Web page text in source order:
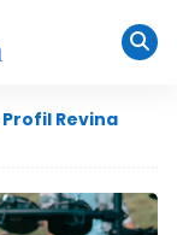
Profil Revina